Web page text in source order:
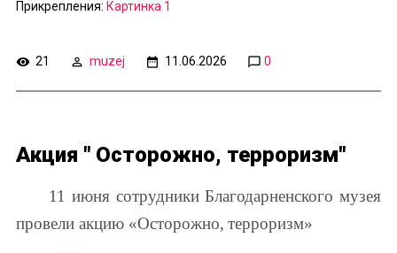
Прикрепления: Картинка 1
21 muzej 11.06.2026 0
Акция " Осторожно, терроризм"
11 июня сотрудники Благодарненского музея
провели акцию «Осторожно, терроризм»